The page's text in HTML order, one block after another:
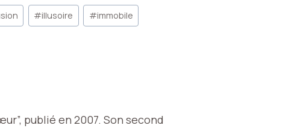
#illusoire #immobile
publié en 2007. Son second